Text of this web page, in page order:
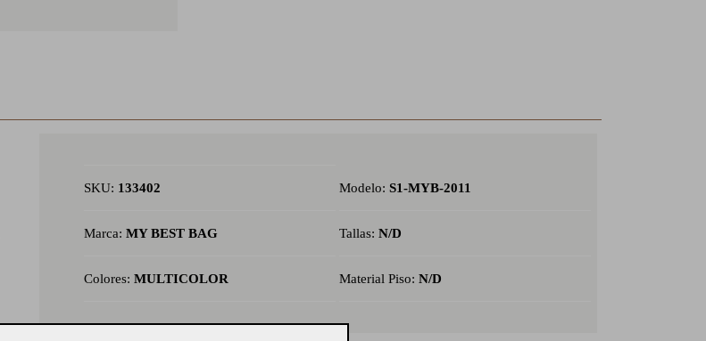
SKU: 133402 Modelo: S1-MYB-2011
Marca: MY BEST BAG Tallas: N/D
Colores: MULTICOLOR Material Piso: N/D